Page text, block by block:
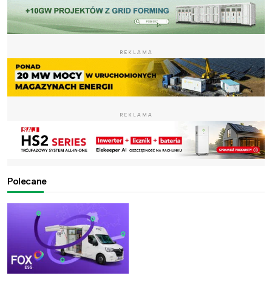
REKLAMA
REKLAMA
Polecane